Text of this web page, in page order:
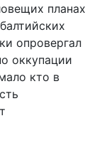
планах
опровергал
оккупации
кто в